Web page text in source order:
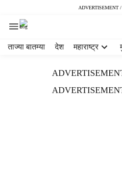
ADVERTISEMENT
ताज्या बातम्या देश महाराष्ट्र